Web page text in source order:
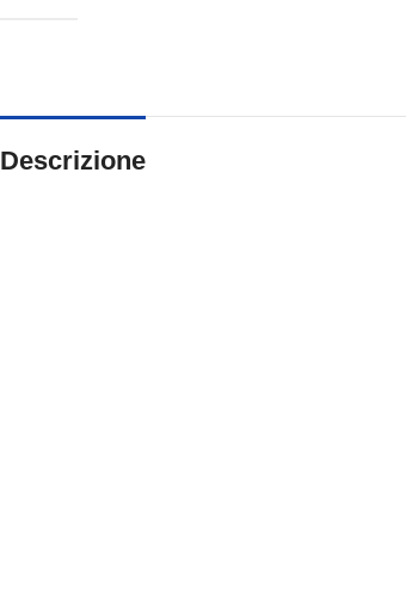
Descrizione